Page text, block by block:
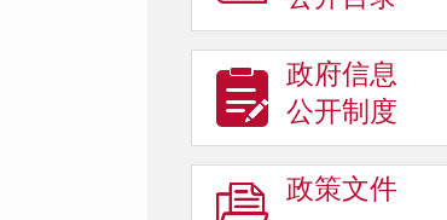
政府信息
公开制度
政策文件